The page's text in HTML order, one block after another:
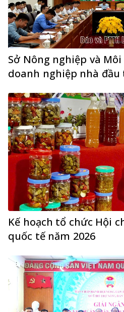
Sở Nông nghiệp và
doanh nghiệp nhà
Kế hoạch tổ chức Hội
quốc tế năm 2026